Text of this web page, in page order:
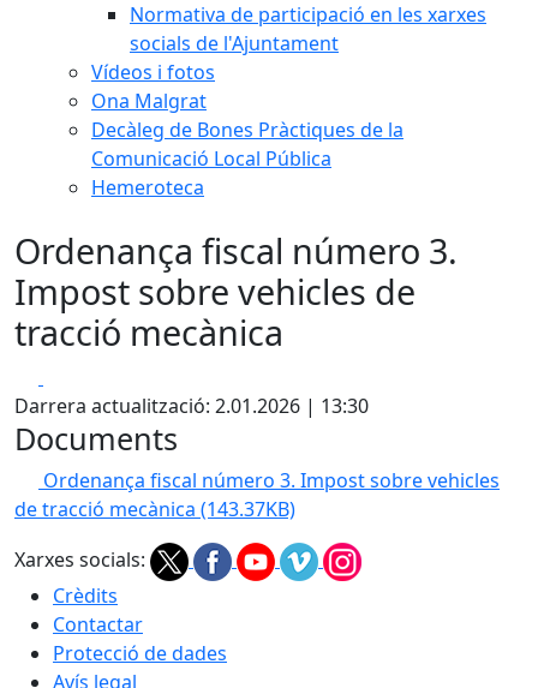
Normativa de participació en les xarxes
socials de l'Ajuntament
Vídeos i fotos
Ona Malgrat
Decàleg de Bones Pràctiques de la
Comunicació Local Pública
Hemeroteca
Ordenança fiscal número 3.
Impost sobre vehicles de
tracció mecànica
Darrera actualització: 2.01.2026 | 13:30
Documents
Ordenança fiscal número 3. Impost sobre vehicles
de tracció mecànica (143.37KB)
Xarxes socials:
Crèdits
Contactar
Protecció de dades
Avís legal